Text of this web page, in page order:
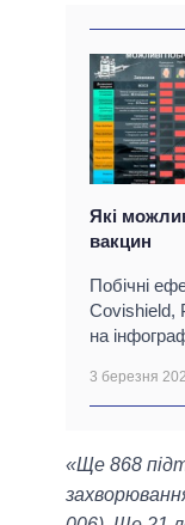
Які
вакцин
Побічні
Covishield,
на
3 березня
«Ще 868